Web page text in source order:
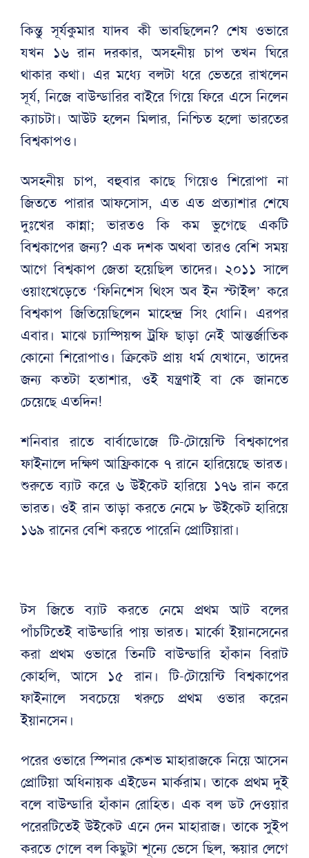
কিন্তু সূর্যকুমার যাদব কী ভাবছিলেন? শেষ ওভারে
যখন ১৬ রান দরকার, অসহনীয় চাপ তখন ঘিরে
থাকার কথা। এর মধ্যে বলটা ধরে ভেতরে রাখলেন
সূর্য, নিজে বাউন্ডারির বাইরে গিয়ে ফিরে এসে নিলেন
ক্যাচটা। আউট হলেন মিলার, নিশ্চিত হলো ভারতের
বিশ্বকাপও।
অসহনীয় চাপ, বহুবার কাছে গিয়েও শিরোপা না
জিততে পারার আফসোস, এত এত প্রত্যাশার শেষে
দুঃখের কান্না; ভারতও কি কম ভুগেছে একটি
বিশ্বকাপের জন্য? এক দশক অথবা তারও বেশি সময়
আগে বিশ্বকাপ জেতা হয়েছিল তাদের। ২০১১ সালে
ওয়াংখেড়েতে ‘ফিনিশেস থিংস অব ইন স্টাইল’ করে
বিশ্বকাপ জিতিয়েছিলেন মাহেন্দ্র সিং ধোনি। এরপর
এবার। মাঝে চ্যাম্পিয়ন্স ট্রফি ছাড়া নেই আন্তর্জাতিক
কোনো শিরোপাও। ক্রিকেট প্রায় ধর্ম যেখানে, তাদের
জন্য কতটা হতাশার, ওই যন্ত্রণাই বা কে জানতে
চেয়েছে এতদিন!
শনিবার রাতে বার্বাডোজে টি-টোয়েন্টি বিশ্বকাপের
ফাইনালে দক্ষিণ আফ্রিকাকে ৭ রানে হারিয়েছে ভারত।
শুরুতে ব্যাট করে ৬ উইকেট হারিয়ে ১৭৬ রান করে
ভারত। ওই রান তাড়া করতে নেমে ৮ উইকেট হারিয়ে
১৬৯ রানের বেশি করতে পারেনি প্রোটিয়ারা।
টস জিতে ব্যাট করতে নেমে প্রথম আট বলের
পাঁচটিতেই বাউন্ডারি পায় ভারত। মার্কো ইয়ানসেনের
করা প্রথম ওভারে তিনটি বাউন্ডারি হাঁকান বিরাট
কোহলি, আসে ১৫ রান। টি-টোয়েন্টি বিশ্বকাপের
ফাইনালে সবচেয়ে খরুচে প্রথম ওভার করেন
ইয়ানসেন।
পরের ওভারে স্পিনার কেশভ মাহারাজকে নিয়ে আসেন
প্রোটিয়া অধিনায়ক এইডেন মার্করাম। তাকে প্রথম দুই
বলে বাউন্ডারি হাঁকান রোহিত। এক বল ডট দেওয়ার
পরেরটিতেই উইকেট এনে দেন মাহারাজ। তাকে সুইপ
করতে গেলে বল কিছুটা শূন্যে ভেসে ছিল, স্কয়ার লেগে